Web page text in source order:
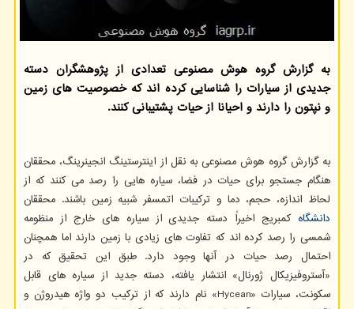
به گزارش گروه هوش مصنوعی تعدادی از پژوهشگران دسته
جدیدی از سیارات را شناسایی کرده اند که خصوصیت های زمین
و نپتون را دارند و احیانا از حیات پشتیبانی کنند.
به گزارش گروه هوش مصنوعی به نقل از اینترستینگ انجینرینگ، محققان
هنگام جستجو برای حیات در فضا، سیاره هایی را رصد می کنند که از
لحاظ اندازه، حجم، دما و ترکیبات اتمسفر شبیه زمین باشند. محققان
دانشگاه کمبریج اخیراً دسته جدیدی از سیاره های خارج از منظومه
شمسی را رصد کرده اند که تفاوت های زیادی با زمین دارند اما همچنان
احتمال رصد حیات در آنها وجود دارد. طبق این تحقیق که در
«آستروفیزیکال ژورنال» انتشار یافته، دسته جدید از سیاره های قابل
سکونت، سیارات «Hycean» نام دارند که از ترکیب دو واژه هیدروژن و